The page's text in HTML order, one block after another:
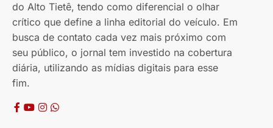
do Alto Tietê, tendo como diferencial o olhar
crítico que define a linha editorial do veículo. Em
busca de contato cada vez mais próximo com
seu público, o jornal tem investido na cobertura
diária, utilizando as mídias digitais para esse
fim.